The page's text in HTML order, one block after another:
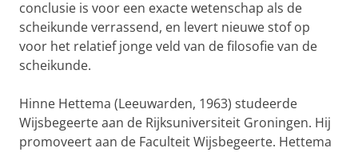
conclusie is voor een exacte wetenschap als de
scheikunde verrassend, en levert nieuwe stof op
voor het relatief jonge veld van de filosofie van de
scheikunde.
Hinne Hettema (Leeuwarden, 1963) studeerde
Wijsbegeerte aan de Rijksuniversiteit Groningen. Hij
promoveert aan de Faculteit Wijsbegeerte. Hettema